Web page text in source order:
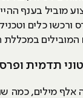
מוביל בענף
כלים
במכללת
תדמית
אלף מילים, כמה